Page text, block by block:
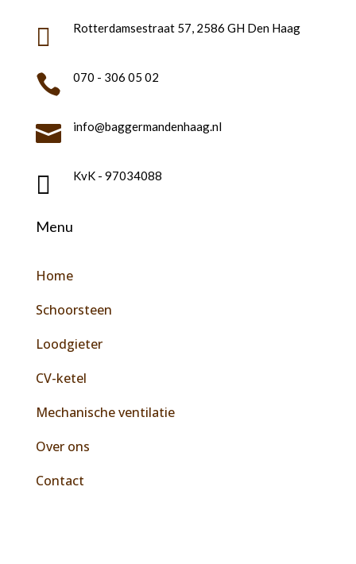
 Rotterdamsestraat 57, 2586 GH Den Haag
 070 - 306 05 02
 info@baggermandenhaag.nl
 KvK - 97034088
Menu
Home
Schoorsteen
Loodgieter
CV-ketel
Mechanische ventilatie
Over ons
Contact